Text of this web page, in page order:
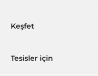
Rezervasyon yönet
Keşfet
Hediye Kart
Tesisler için